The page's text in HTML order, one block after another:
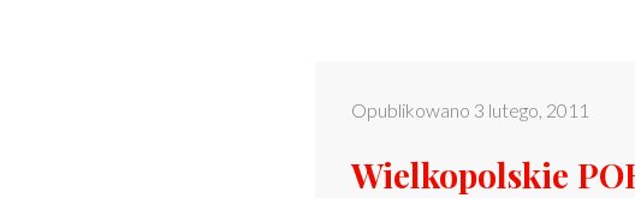
Opublikowano 3 lutego, 2011
Wielkopolskie